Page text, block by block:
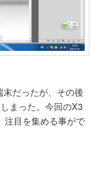
だったが、その後
まった。今回のX3
注目を集める事がで